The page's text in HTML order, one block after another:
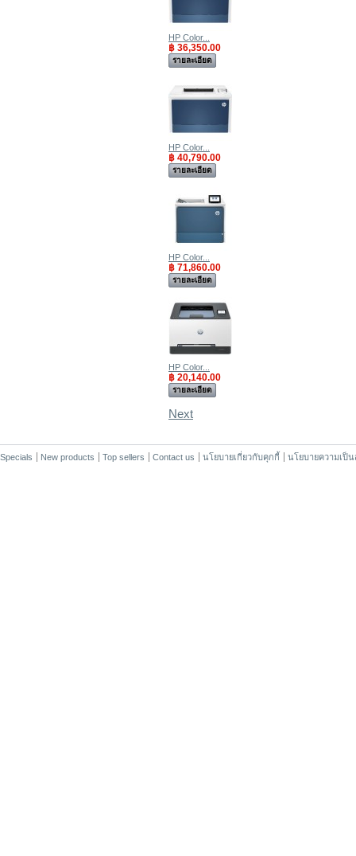
HP Color...
฿ 36,350.00
รายละเอียด
HP Color...
฿ 40,790.00
รายละเอียด
HP Color...
฿ 71,860.00
รายละเอียด
HP Color...
฿ 20,140.00
รายละเอียด
Next
Specials New products Top sellers Contact us นโยบายเกี่ยวกับคุกกี้ นโยบายความเป็